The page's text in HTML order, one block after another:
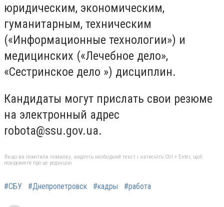
юридическим, экономическим,
гуманитарным, техническим
(«Информационные технологии») и
медицинских («Лечебное дело»,
«Сестринское дело ») дисциплин.
Кандидаты могут прислать свои резюме
на электронный адрес
robota@ssu.gov.ua.
Якщо ви помітили помилку, виділіть необхідний текст і натисніть Ctrl + Enter, щоб
повідомити про це редакцію
#СБУ #Днепропетровск #кадры #работа